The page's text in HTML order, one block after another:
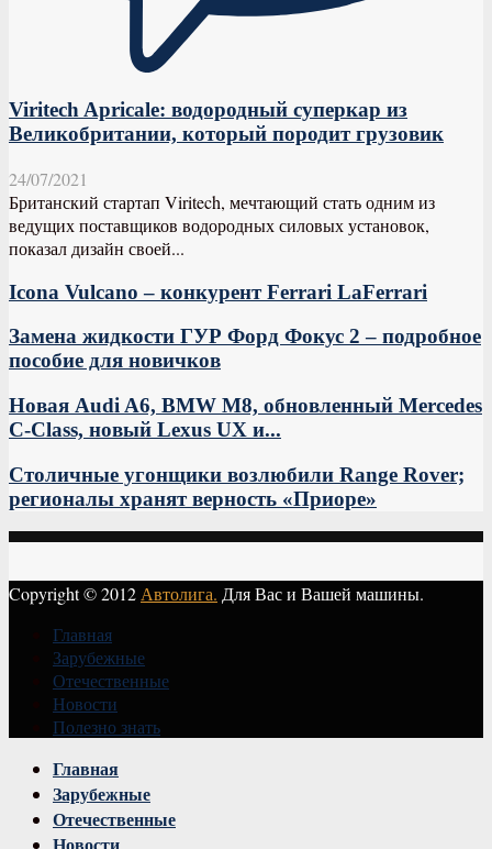
Viritech Apricale: водородный суперкар из
Великобритании, который породит грузовик
24/07/2021
Британский стартап Viritech, мечтающий стать одним из
ведущих поставщиков водородных силовых установок,
показал дизайн своей...
Icona Vulcano – конкурент Ferrari LaFerrari
Замена жидкости ГУР Форд Фокус 2 – подробное
пособие для новичков
Новая Audi A6, BMW M8, обновленный Mercedes
C-Class, новый Lexus UX и...
Столичные угонщики возлюбили Range Rover;
регионалы хранят верность «Приоре»
Copyright © 2012Автолига. Для Вас и Вашей машины.
Главная
Зарубежные
Отечественные
Новости
Полезно знать
Главная
Зарубежные
Отечественные